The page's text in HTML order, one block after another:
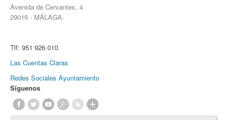
Avenida de Cervantes, 4
29016 - MÁLAGA.
Tlf: 951 926 010
Las Cuentas Claras
Redes Sociales Ayuntamiento
Síguenos